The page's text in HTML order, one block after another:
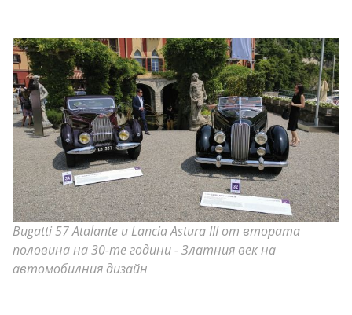
Bugatti 57 Atalante и Lancia Astura III от втората
половина на 30-те години - Златния век на
автомобилния дизайн